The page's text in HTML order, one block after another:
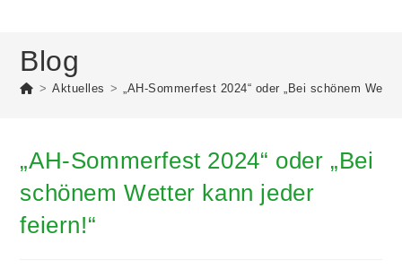
Blog
> Aktuelles > „AH-Sommerfest 2024“ oder „Bei schönem
„AH-Sommerfest 2024“ oder „Bei
schönem Wetter kann jeder
feiern!“